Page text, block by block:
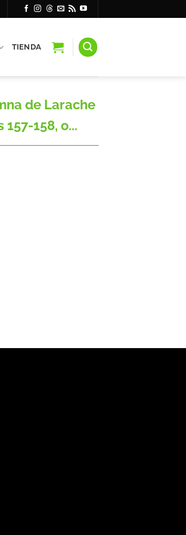
TIENDA
de Larache
158, o...